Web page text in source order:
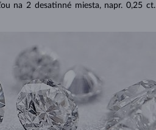
na 2 desatinné miesta, napr. 0,25 ct.